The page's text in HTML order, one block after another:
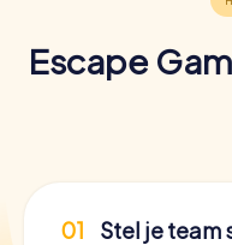
Escape
01 Stel je team